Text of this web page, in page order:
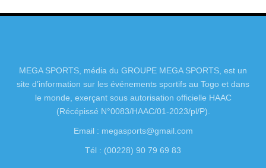
MEGA SPORTS, média du GROUPE MEGA SPORTS, est un
site d’information sur les événements sportifs au Togo et dans
le monde, exerçant sous autorisation officielle HAAC
(Récépissé N°0083/HAAC/01-2023/pl/P).
Email : megasports@gmail.com
Tél : (00228) 90 79 69 83